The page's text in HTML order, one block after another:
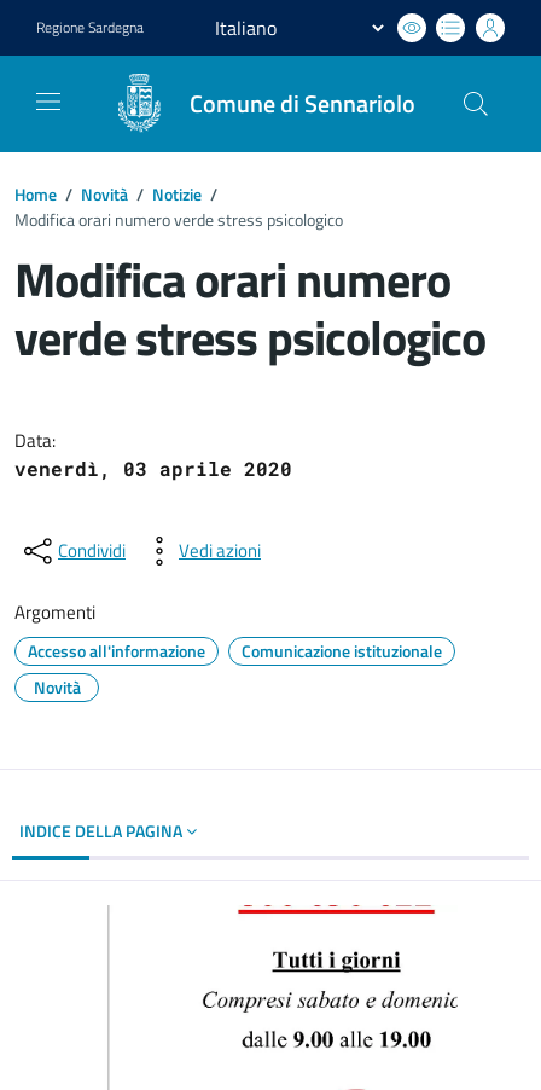
RegioneSardegna
Comune di Sennariolo
Home / Novità / Notizie /
Modifica orari numero verde stress psicologico
Modifica orari numero
verde stress psicologico
Data:
venerdì, 03 aprile 2020
Condividi Vedi azioni
Argomenti
Accesso all'informazione
Comunicazione istituzionale
Novità
INDICE DELLA PAGINA